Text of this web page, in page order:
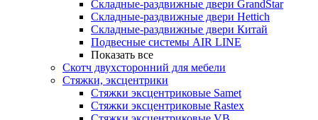
Складные-раздвижные двери GrandStar
Складные-раздвижные двери Hettich
Складные-раздвижные двери Китай
Подвесные системы AIR LINE
Показать все
Скотч двухсторонний для мебели
Стяжки, эксцентрики
Cтяжки эксцентриковые Samet
Стяжки эксцентриковые Rastex